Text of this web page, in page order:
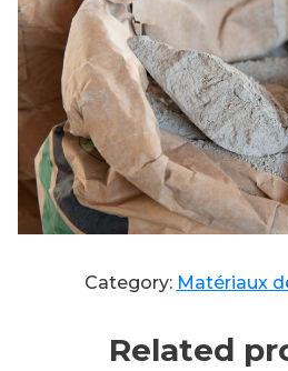
Category: Matériaux
Related